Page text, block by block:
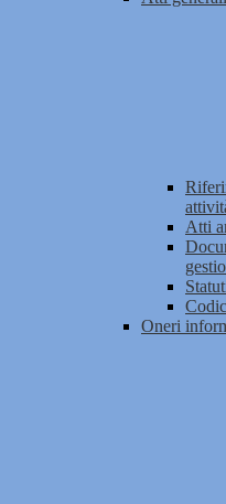
Atti
Oneri